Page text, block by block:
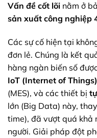
Vấn đề cốt lõi nằm ở
sản xuất công nghiệp
Các sự cố hiện tại
đơn lẻ. Chúng là kết
hàng ngàn biến số
IoT (Internet of Things)
(MES), và các thiết bị
lớn (Big Data) này,
time), đã vượt quá khả
người. Giải pháp đột